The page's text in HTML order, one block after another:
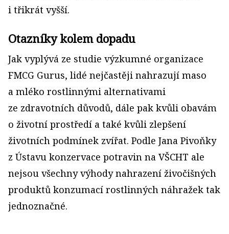
i třikrát vyšší.
Otazníky kolem dopadu
Jak vyplývá ze studie výzkumné organizace
FMCG Gurus, lidé nejčastěji nahrazují maso
a mléko rostlinnými alternativami
ze zdravotních důvodů, dále pak kvůli obavám
o životní prostředí a také kvůli zlepšení
životních podmínek zvířat. Podle Jana Pivoňky
z Ústavu konzervace potravin na VŠCHT ale
nejsou všechny výhody nahrazení živočišných
produktů konzumací rostlinných náhražek tak
jednoznačné.